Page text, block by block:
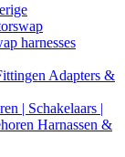
harnesses
Adapters &
| Schakelaars |
Harnassen &